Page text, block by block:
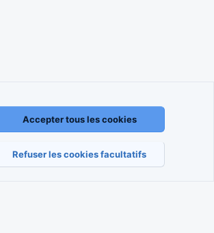
confidentialité
R
Accepter tous les cookies
Refuser les cookies facultatifs